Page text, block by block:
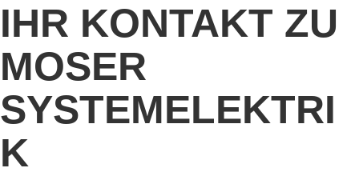
IHR KONTAKT ZU
MOSER
SYSTEMELEKTRI
K